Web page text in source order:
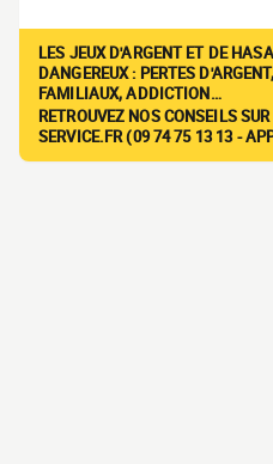
LES JEUX D'ARGENT ET DE
DANGEREUX : PERTES
FAMILIAUX, ADDICTION…
RETROUVEZ NOS CONSEILS
SERVICE.FR (09 74 75 13 13 -